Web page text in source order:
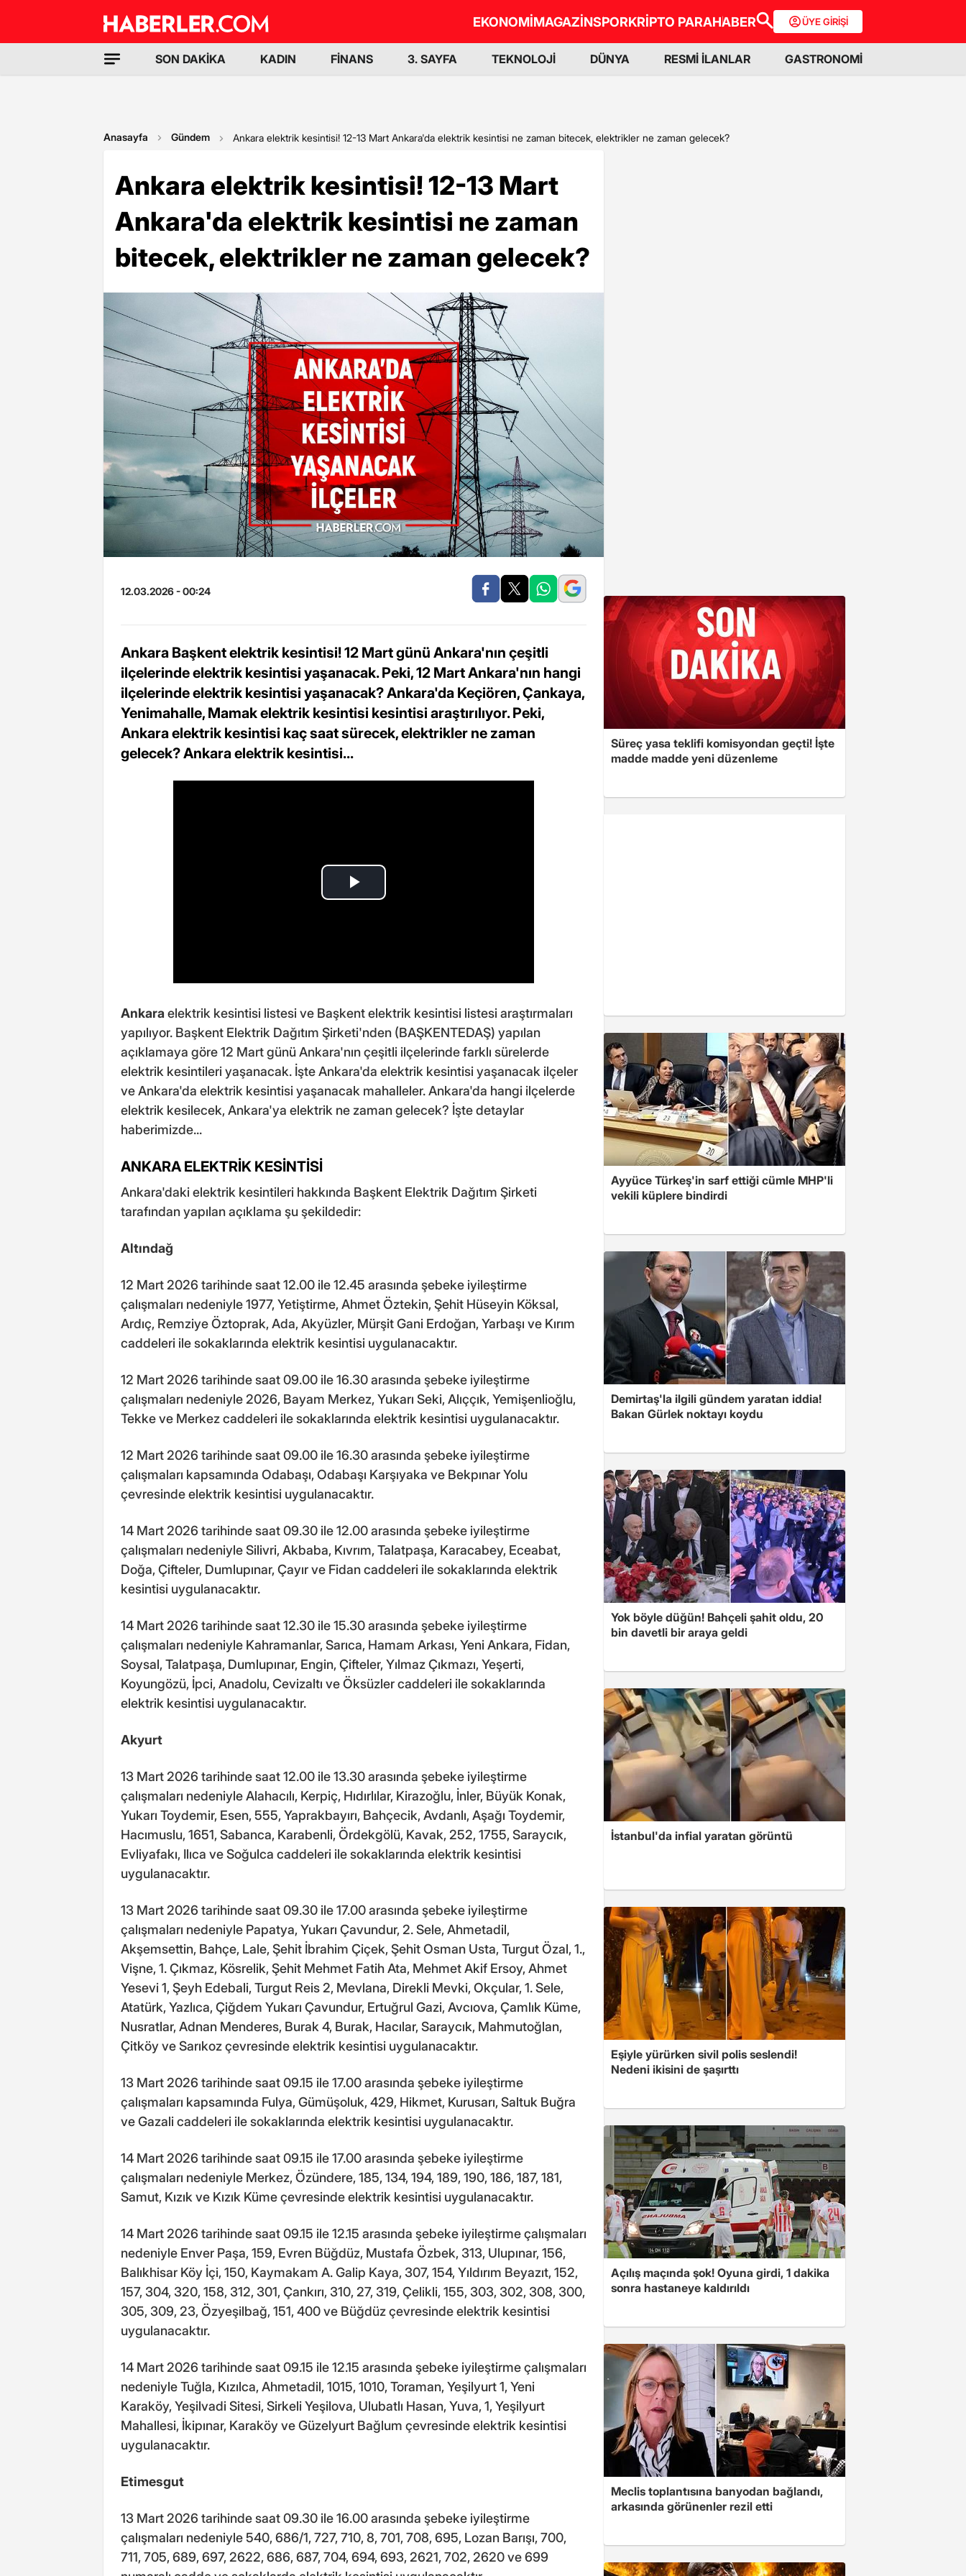
EKONOMİMAGAZİNSPORKRİPTO PARAHABER ÜYE GİRİŞİ
SON DAKİKA KADIN FİNANS 3. SAYFA TEKNOLOJİ DÜNYA RESMİ İLANLAR GASTRONOMİ
Anasayfa Gündem Ankara elektrik kesintisi! 12-13 Mart Ankara'da elektrik kesintisi ne zaman bitecek, elektrikler ne zaman gelecek?
Ankara elektrik kesintisi! 12-13 Mart
Ankara'da elektrik kesintisi ne zaman
bitecek, elektrikler ne zaman gelecek?
12.03.2026 - 00:24
Ankara Başkent elektrik kesintisi! 12 Mart günü Ankara'nın çeşitli
ilçelerinde elektrik kesintisi yaşanacak. Peki, 12 Mart Ankara'nın hangi
ilçelerinde elektrik kesintisi yaşanacak? Ankara'da Keçiören, Çankaya,
Yenimahalle, Mamak elektrik kesintisi kesintisi araştırılıyor. Peki,
Ankara elektrik kesintisi kaç saat sürecek, elektrikler ne zaman
gelecek? Ankara elektrik kesintisi...
Ankara elektrik kesintisi listesi ve Başkent elektrik kesintisi listesi araştırmaları
yapılıyor. Başkent Elektrik Dağıtım Şirketi'nden (BAŞKENTEDAŞ) yapılan
açıklamaya göre 12 Mart günü Ankara'nın çeşitli ilçelerinde farklı sürelerde
elektrik kesintileri yaşanacak. İşte Ankara'da elektrik kesintisi yaşanacak ilçeler
ve Ankara'da elektrik kesintisi yaşanacak mahalleler. Ankara'da hangi ilçelerde
elektrik kesilecek, Ankara'ya elektrik ne zaman gelecek? İşte detaylar
haberimizde...
ANKARA ELEKTRİK KESİNTİSİ
Ankara'daki elektrik kesintileri hakkında Başkent Elektrik Dağıtım Şirketi
tarafından yapılan açıklama şu şekildedir:
Altındağ
12 Mart 2026 tarihinde saat 12.00 ile 12.45 arasında şebeke iyileştirme
çalışmaları nedeniyle 1977, Yetiştirme, Ahmet Öztekin, Şehit Hüseyin Köksal,
Ardıç, Remziye Öztoprak, Ada, Akyüzler, Mürşit Gani Erdoğan, Yarbaşı ve Kırım
caddeleri ile sokaklarında elektrik kesintisi uygulanacaktır.
12 Mart 2026 tarihinde saat 09.00 ile 16.30 arasında şebeke iyileştirme
çalışmaları nedeniyle 2026, Bayam Merkez, Yukarı Seki, Alıççık, Yemişenlioğlu,
Tekke ve Merkez caddeleri ile sokaklarında elektrik kesintisi uygulanacaktır.
12 Mart 2026 tarihinde saat 09.00 ile 16.30 arasında şebeke iyileştirme
çalışmaları kapsamında Odabaşı, Odabaşı Karşıyaka ve Bekpınar Yolu
çevresinde elektrik kesintisi uygulanacaktır.
14 Mart 2026 tarihinde saat 09.30 ile 12.00 arasında şebeke iyileştirme
çalışmaları nedeniyle Silivri, Akbaba, Kıvrım, Talatpaşa, Karacabey, Eceabat,
Doğa, Çifteler, Dumlupınar, Çayır ve Fidan caddeleri ile sokaklarında elektrik
kesintisi uygulanacaktır.
14 Mart 2026 tarihinde saat 12.30 ile 15.30 arasında şebeke iyileştirme
çalışmaları nedeniyle Kahramanlar, Sarıca, Hamam Arkası, Yeni Ankara, Fidan,
Soysal, Talatpaşa, Dumlupınar, Engin, Çifteler, Yılmaz Çıkmazı, Yeşerti,
Koyungözü, İpci, Anadolu, Cevizaltı ve Öksüzler caddeleri ile sokaklarında
elektrik kesintisi uygulanacaktır.
Akyurt
13 Mart 2026 tarihinde saat 12.00 ile 13.30 arasında şebeke iyileştirme
çalışmaları nedeniyle Alahacılı, Kerpiç, Hıdırlılar, Kirazoğlu, İnler, Büyük Konak,
Yukarı Toydemir, Esen, 555, Yaprakbayırı, Bahçecik, Avdanlı, Aşağı Toydemir,
Hacımuslu, 1651, Sabanca, Karabenli, Ördekgölü, Kavak, 252, 1755, Saraycık,
Evliyafakı, Ilıca ve Soğulca caddeleri ile sokaklarında elektrik kesintisi
uygulanacaktır.
13 Mart 2026 tarihinde saat 09.30 ile 17.00 arasında şebeke iyileştirme
çalışmaları nedeniyle Papatya, Yukarı Çavundur, 2. Sele, Ahmetadil,
Akşemsettin, Bahçe, Lale, Şehit İbrahim Çiçek, Şehit Osman Usta, Turgut Özal, 1.,
Vişne, 1. Çıkmaz, Kösrelik, Şehit Mehmet Fatih Ata, Mehmet Akif Ersoy, Ahmet
Yesevi 1, Şeyh Edebali, Turgut Reis 2, Mevlana, Direkli Mevki, Okçular, 1. Sele,
Atatürk, Yazlıca, Çiğdem Yukarı Çavundur, Ertuğrul Gazi, Avcıova, Çamlık Küme,
Nusratlar, Adnan Menderes, Burak 4, Burak, Hacılar, Saraycık, Mahmutoğlan,
Çitköy ve Sarıkoz çevresinde elektrik kesintisi uygulanacaktır.
13 Mart 2026 tarihinde saat 09.15 ile 17.00 arasında şebeke iyileştirme
çalışmaları kapsamında Fulya, Gümüşoluk, 429, Hikmet, Kurusarı, Saltuk Buğra
ve Gazali caddeleri ile sokaklarında elektrik kesintisi uygulanacaktır.
14 Mart 2026 tarihinde saat 09.15 ile 17.00 arasında şebeke iyileştirme
çalışmaları nedeniyle Merkez, Özündere, 185, 134, 194, 189, 190, 186, 187, 181,
Samut, Kızık ve Kızık Küme çevresinde elektrik kesintisi uygulanacaktır.
14 Mart 2026 tarihinde saat 09.15 ile 12.15 arasında şebeke iyileştirme çalışmaları
nedeniyle Enver Paşa, 159, Evren Büğdüz, Mustafa Özbek, 313, Ulupınar, 156,
Balıkhisar Köy İçi, 150, Kaymakam A. Galip Kaya, 307, 154, Yıldırım Beyazıt, 152,
157, 304, 320, 158, 312, 301, Çankırı, 310, 27, 319, Çelikli, 155, 303, 302, 308, 300,
305, 309, 23, Özyeşilbağ, 151, 400 ve Büğdüz çevresinde elektrik kesintisi
uygulanacaktır.
14 Mart 2026 tarihinde saat 09.15 ile 12.15 arasında şebeke iyileştirme çalışmaları
nedeniyle Tuğla, Kızılca, Ahmetadil, 1015, 1010, Toraman, Yeşilyurt 1, Yeni
Karaköy, Yeşilvadi Sitesi, Sirkeli Yeşilova, Ulubatlı Hasan, Yuva, 1, Yeşilyurt
Mahallesi, İkipınar, Karaköy ve Güzelyurt Bağlum çevresinde elektrik kesintisi
uygulanacaktır.
Etimesgut
13 Mart 2026 tarihinde saat 09.30 ile 16.00 arasında şebeke iyileştirme
çalışmaları nedeniyle 540, 686/1, 727, 710, 8, 701, 708, 695, Lozan Barışı, 700,
711, 705, 689, 697, 2622, 686, 687, 704, 694, 693, 2621, 702, 2620 ve 699
Süreç yasa teklifi komisyondan geçti! İşte
madde madde yeni düzenleme
Ayyüce Türkeş'in sarf ettiği cümle MHP'li
vekili küplere bindirdi
Demirtaş'la ilgili gündem yaratan iddia!
Bakan Gürlek noktayı koydu
Yok böyle düğün! Bahçeli şahit oldu, 20
bin davetli bir araya geldi
İstanbul'da infial yaratan görüntü
Eşiyle yürürken sivil polis seslendi!
Nedeni ikisini de şaşırttı
Açılış maçında şok! Oyuna girdi, 1 dakika
sonra hastaneye kaldırıldı
Meclis toplantısına banyodan bağlandı,
arkasında görünenler rezil etti